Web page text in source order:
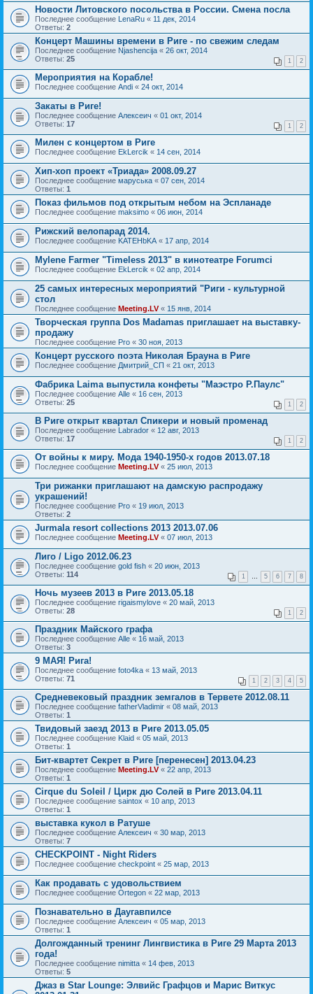
Новости Литовского посольства в России. Смена посла
Последнее сообщение LenaRu « 11 дек, 2014
Ответы: 2
Концерт Машины времени в Риге - по свежим следам
Последнее сообщение Njashencija « 26 окт, 2014
Ответы: 25 1 2
Мероприятия на Корабле!
Последнее сообщение Andi « 24 окт, 2014
Закаты в Риге!
Последнее сообщение Алексеич « 01 окт, 2014
Ответы: 17 1 2
Милен с концертом в Риге
Последнее сообщение EkLercik « 14 сен, 2014
Хип-хоп проект «Триада» 2008.09.27
Последнее сообщение маруська « 07 сен, 2014
Ответы: 1
Показ фильмов под открытым небом на Эспланаде
Последнее сообщение maksimo « 06 июн, 2014
Рижский велопарад 2014.
Последнее сообщение KATEHbKA « 17 апр, 2014
Mylene Farmer "Timeless 2013" в кинотеатре Forumci
Последнее сообщение EkLercik « 02 апр, 2014
25 самых интересных мероприятий "Риги - культурной
стол
Последнее сообщение Meeting.LV« 15 янв, 2014
Творческая группа Dos Madamas приглашает на выставку-
продажу
Последнее сообщение Pro « 30 ноя, 2013
Концерт русского поэта Николая Брауна в Риге
Последнее сообщение Дмитрий_СП « 21 окт, 2013
Фабрика Laima выпустила конфеты "Маэстро Р.Паулс"
Последнее сообщение Alle « 16 сен, 2013
Ответы: 25 1 2
В Риге открыт квартал Спикери и новый променад
Последнее сообщение Labrador « 12 авг, 2013
Ответы: 17 1 2
От войны к миру. Мода 1940-1950-х годов 2013.07.18
Последнее сообщение Meeting.LV« 25 июл, 2013
Три рижанки приглашают на дамскую распродажу
украшений!
Последнее сообщение Pro « 19 июл, 2013
Ответы: 2
Jurmala resort collections 2013 2013.07.06
Последнее сообщение Meeting.LV« 07 июл, 2013
Лиго / Ligo 2012.06.23
Последнее сообщение gold fish « 20 июн, 2013
Ответы: 114 1 5 6 7 8
Ночь музеев 2013 в Риге 2013.05.18
Последнее сообщение rigaismylove « 20 май, 2013
Ответы: 28 1 2
Праздник Майского графа
Последнее сообщение Alle « 16 май, 2013
Ответы: 3
9 МАЯ! Рига!
Последнее сообщение foto4ka « 13 май, 2013
Ответы: 71 1 2 3 4 5
Средневековый праздник земгалов в Тервете 2012.08.11
Последнее сообщение fatherVladimir « 08 май, 2013
Ответы: 1
Твидовый заезд 2013 в Риге 2013.05.05
Последнее сообщение Klaid « 05 май, 2013
Ответы: 1
Бит-квартет Секрет в Риге [перенесен] 2013.04.23
Последнее сообщение Meeting.LV« 22 апр, 2013
Ответы: 1
Cirque du Soleil / Цирк дю Солей в Риге 2013.04.11
Последнее сообщение saintox « 10 апр, 2013
Ответы: 1
выставка кукол в Ратуше
Последнее сообщение Алексеич « 30 мар, 2013
Ответы: 7
CHECKPOINT - Night Riders
Последнее сообщение checkpoint « 25 мар, 2013
Как продавать с удовольствием
Последнее сообщение Ortegon « 22 мар, 2013
Познавательно в Даугавпилсе
Последнее сообщение Алексеич « 05 мар, 2013
Ответы: 1
Долгожданный тренинг Лингвистика в Риге 29 Марта 2013
года!
Последнее сообщение nimitta « 14 фев, 2013
Ответы: 5
Джаз в Star Lounge: Элвийс Графцов и Марис Виткус